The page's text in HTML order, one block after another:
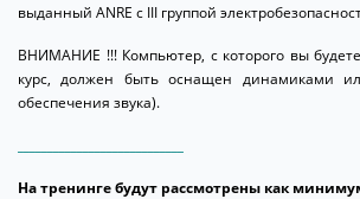
выданный ANRE с III группой
ВНИМАНИЕ !!! Компьютер, с которого вы
курс, должен быть оснащен динамиками
обеспечения звука).
На тренинге будут рассмотрены как